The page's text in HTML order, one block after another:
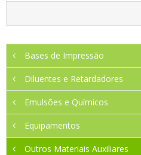
Bases de Impressão
Diluentes e Retardadores
Emulsões e Químicos
Equipamentos
Outros Materiais Auxiliares